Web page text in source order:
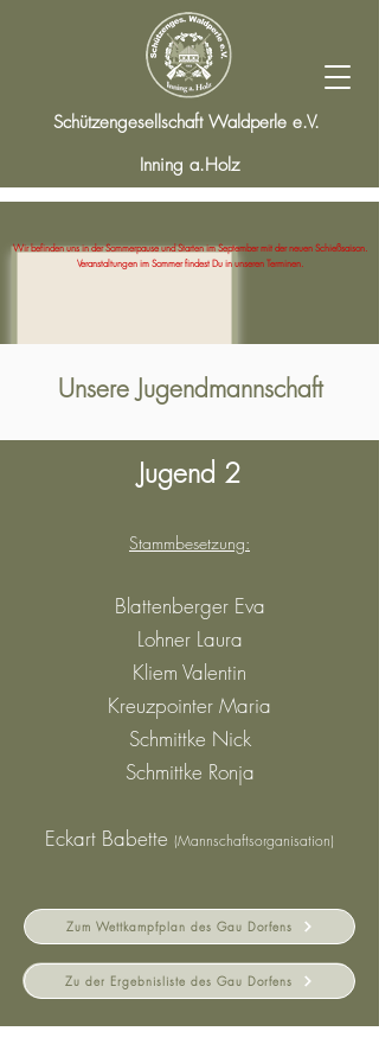
Schützengesellschaft Waldperle e.V.
Inning a.Holz
Wir befinden uns in der Sommerpause und Starten im September mit der neuen Schießsaison.
Veranstaltungen im Sommer findest Du in unseren Terminen.
Unsere Jugendmannschaft
Jugend 2
Stammbesetzung:
Blattenberger Eva
Lohner Laura
Kliem Valentin
Kreuzpointer Maria
Schmittke Nick
Schmittke Ronja
Eckart Babette (Mannschaftsorganisation)
Zum Wettkampfplan des Gau Dorfens
Zu der Ergebnisliste des Gau Dorfens